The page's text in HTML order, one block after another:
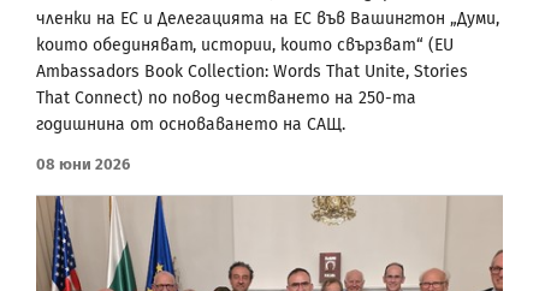
членки на ЕС и Делегацията на ЕС във Вашингтон „Думи,
които обединяват, истории, които свързват“ (EU
Ambassadors Book Collection: Words That Unite, Stories
That Connect) по повод честването на 250-та
годишнина от основаването на САЩ.
08 Юни 2026